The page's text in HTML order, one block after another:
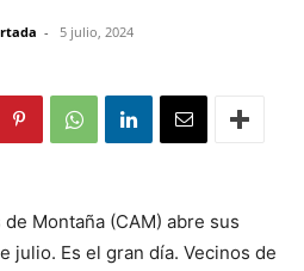
- 5 julio, 2024
Montaña (CAM) abre sus
julio. Es el gran día. Vecinos de